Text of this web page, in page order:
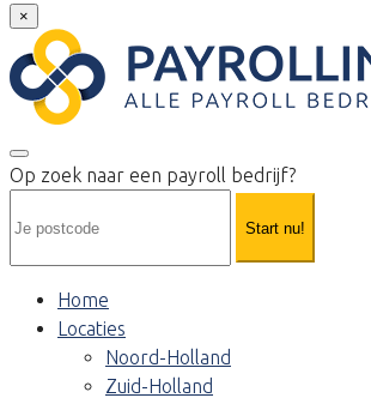
×
Op zoek naar een payroll bedrijf?
Start nu!
Home
Locaties
Noord-Holland
Zuid-Holland